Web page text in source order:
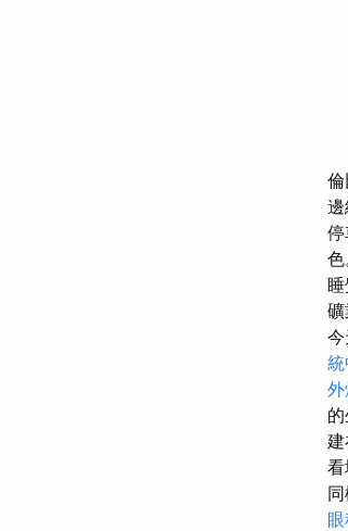
今
外